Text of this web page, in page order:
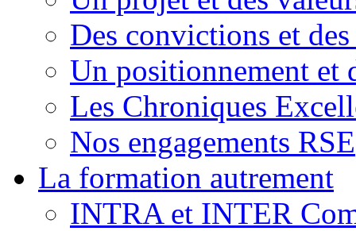
Des convictions et des
Un positionnement et
Les Chroniques
Nos engagements RSE
La formation autrement
INTRA et INTER